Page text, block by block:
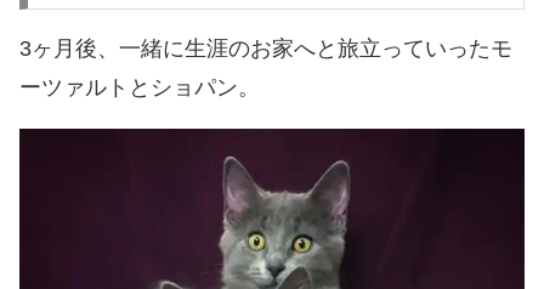
3ヶ月後、一緒に生涯のお家へと旅立っていったモ
ーツァルトとショパン。